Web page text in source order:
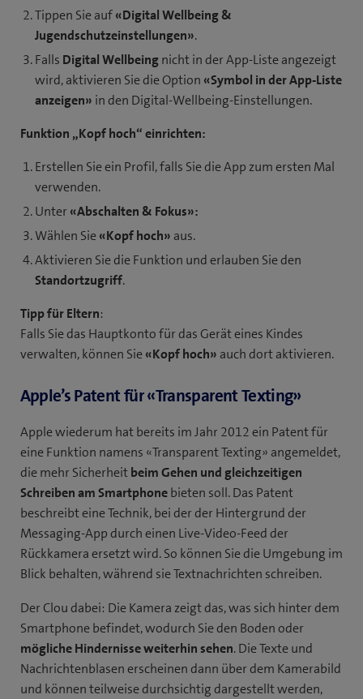
Tippen Sie auf«Digital Wellbeing &
Jugendschutzeinstellungen».
Falls Digital Wellbeingnicht in der App-Liste angezeigt
wird, aktivieren Sie die Option «Symbol in der App-Liste
anzeigen» in den Digital-Wellbeing-Einstellungen.
Funktion „Kopf hoch“ einrichten:
Erstellen Sie ein Profil, falls Sie die App zum ersten Mal
verwenden.
Unter«Abschalten & Fokus»:
Wählen Sie«Kopf hoch» aus.
Aktivieren Sie die Funktion und erlauben Sie den
Standortzugriff.
Tipp für Eltern:
Falls Sie das Hauptkonto für das Gerät eines Kindes
verwalten, können Sie«Kopf hoch» auch dort aktivieren.
Apple’s Patent für «Transparent Texting»
Apple wiederum hat bereits im Jahr 2012 ein Patent für
eine Funktion namens «Transparent Texting» angemeldet,
die mehr Sicherheitbeim Gehen und gleichzeitigen
Schreiben am Smartphonebieten soll. Das Patent
beschreibt eine Technik, bei der der Hintergrund der
Messaging-App durch einen Live-Video-Feed der
Rückkamera ersetzt wird. So können Sie die Umgebung im
Blick behalten, während sie Textnachrichten schreiben.
Der Clou dabei: Die Kamera zeigt das, was sich hinter dem
Smartphone befindet, wodurch Sie den Boden oder
mögliche Hindernisse weiterhin sehen. Die Texte und
Nachrichtenblasen erscheinen dann über dem Kamerabild
und können teilweise durchsichtig dargestellt werden,